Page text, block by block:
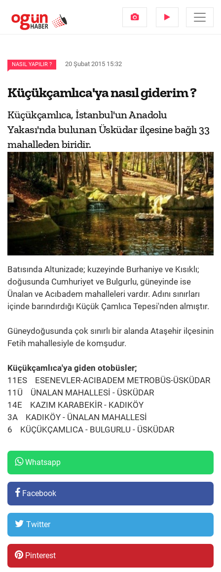
NASIL YAPILIR ? 20 Şubat 2015 15:32
Küçükçamlıca'ya nasıl giderim ?
Küçükçamlıca, İstanbul'un Anadolu
Yakası'nda bulunan Üsküdar ilçesine bağlı 33
mahalleden biridir.
Batısında Altunizade; kuzeyinde Burhaniye ve Kısıklı;
doğusunda Cumhuriyet ve Bulgurlu, güneyinde ise
Ünalan ve Acıbadem mahalleleri vardır. Adını sınırları
içinde barındırdığı Küçük Çamlıca Tepesi'nden almıştır.
Güneydoğusunda çok sınırlı bir alanda Ataşehir ilçesinin
Fetih mahallesiyle de komşudur.
Küçükçamlıca'ya giden otobüsler;
11ES ESENEVLER-ACIBADEM METROBÜS-ÜSKÜDAR
11Ü ÜNALAN MAHALLESİ - ÜSKÜDAR
14E KAZIM KARABEKİR - KADIKÖY
3A KADIKÖY - ÜNALAN MAHALLESİ
6 KÜÇÜKÇAMLICA - BULGURLU - ÜSKÜDAR
Whatsapp
Facebook
Twitter
Pinterest